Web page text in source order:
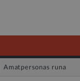
Amatpersonas runa